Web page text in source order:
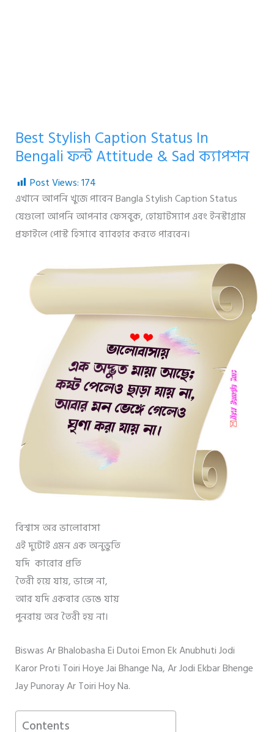
Best Stylish Caption Status In
Bengali ফন্ট Attitude & Sad ক্যাপশন
Post Views:174
এখানে আপনি খুজে পাবেন Bangla Stylish Caption Status
যেগুলো আপনি আপনার ফেসবুক, হোয়াটস্যাপ এবং ইনস্টাগ্রাম
প্রফাইলে পোস্ট হিসাবে ব্যাবহার করতে পারবেন।
বিশ্বাস অর ভালোবাসা
এই দুটোই এমন এক অনুভুতি
যদি কারোর প্রতি
তৈরী হয়ে যায়, ভাঙ্গে না,
আর যদি একবার ভেঙে যায়
পুনরায় অর তৈরী হয় না।
Biswas Ar Bhalobasha Ei Dutoi Emon Ek Anubhuti Jodi
Karor Proti Toiri Hoye Jai Bhange Na, Ar Jodi Ekbar Bhenge
Jay Punoray Ar Toiri Hoy Na.
Contents